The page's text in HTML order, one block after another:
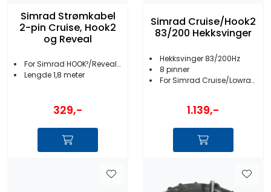
Simrad Strømkabel
2-pin Cruise, Hook2
og Reveal
For Simrad HOOK²/Reveal & Cruise
Lengde 1,8 meter
329,-
Simrad Cruise/Hook2
83/200 Hekksvinger
Hekksvinger 83/200Hz
8 pinner
For Simrad Cruise/Lowrance Hook2
1.139,-